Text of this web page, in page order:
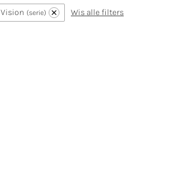
Vision serie Wis alle filters